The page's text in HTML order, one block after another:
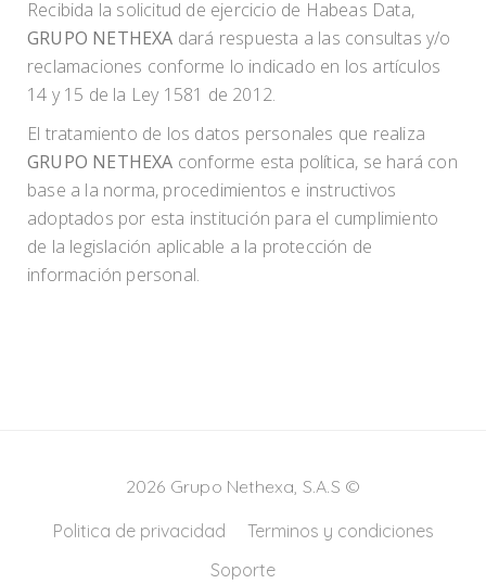
Recibida la solicitud de ejercicio de Habeas Data,
GRUPO NETHEXA dará respuesta a las consultas y/o
reclamaciones conforme lo indicado en los artículos
14 y 15 de la Ley 1581 de 2012.
El tratamiento de los datos personales que realiza
GRUPO NETHEXA conforme esta política, se hará con
base a la norma, procedimientos e instructivos
adoptados por esta institución para el cumplimiento
de la legislación aplicable a la protección de
información personal.
2026 Grupo Nethexa, S.A.S ©
Politica de privacidad
Terminos y condiciones
Soporte